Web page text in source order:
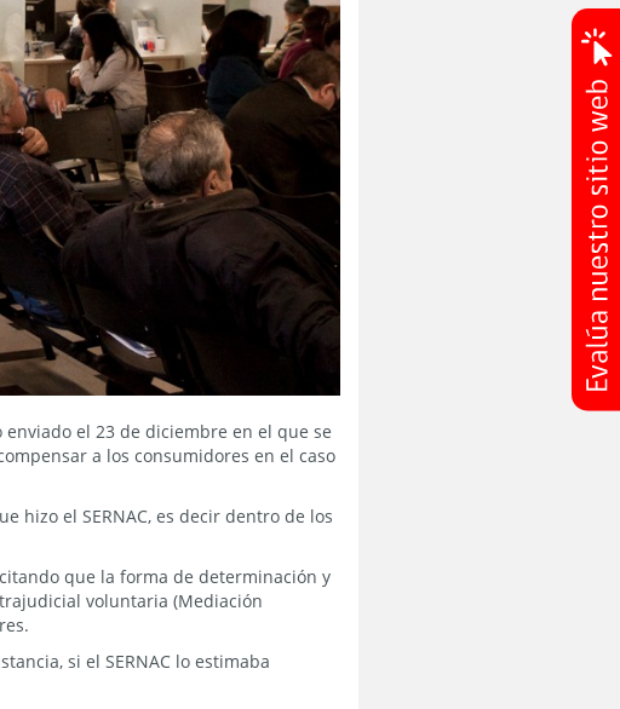
enviado el 23 de diciembre en el que se
a los consumidores en el caso
hizo el SERNAC, es decir dentro de los
que la forma de determinación y
voluntaria (Mediación
si el SERNAC lo estimaba